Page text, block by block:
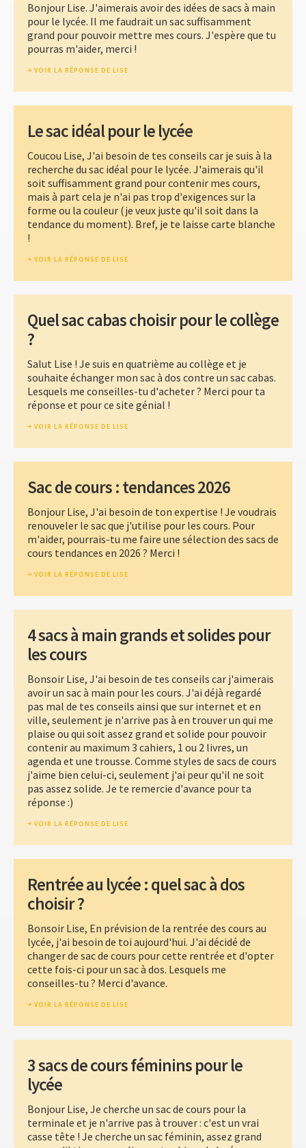
Bonjour Lise. J'aimerais avoir des idées de sacs à main
pour le lycée. Il me faudrait un sac suffisamment
grand pour pouvoir mettre mes cours. J'espère que tu
pourras m'aider, merci !
VOIR LA RÉPONSE DE LISE
Le sac idéal pour le lycée
Coucou Lise, J'ai besoin de tes conseils car je suis à la
recherche du sac idéal pour le lycée. J'aimerais qu'il
soit suffisamment grand pour contenir mes cours,
mais à part cela je n'ai pas trop d'exigences sur la
forme ou la couleur (je veux juste qu'il soit dans la
tendance du moment). Bref, je te laisse carte blanche
!
VOIR LA RÉPONSE DE LISE
Quel sac cabas choisir pour le collège
?
Salut Lise ! Je suis en quatrième au collège et je
souhaite échanger mon sac à dos contre un sac cabas.
Lesquels me conseilles-tu d'acheter ? Merci pour ta
réponse et pour ce site génial !
VOIR LA RÉPONSE DE LISE
Sac de cours : tendances 2026
Bonjour Lise, J'ai besoin de ton expertise ! Je voudrais
renouveler le sac que j'utilise pour les cours. Pour
m'aider, pourrais-tu me faire une sélection des sacs de
cours tendances en 2026 ? Merci !
VOIR LA RÉPONSE DE LISE
4 sacs à main grands et solides pour
les cours
Bonsoir Lise, J'ai besoin de tes conseils car j'aimerais
avoir un sac à main pour les cours. J'ai déjà regardé
pas mal de tes conseils ainsi que sur internet et en
ville, seulement je n'arrive pas à en trouver un qui me
plaise ou qui soit assez grand et solide pour pouvoir
contenir au maximum 3 cahiers, 1 ou 2 livres, un
agenda et une trousse. Comme styles de sacs de cours
j'aime bien celui-ci, seulement j'ai peur qu'il ne soit
pas assez solide. Je te remercie d'avance pour ta
réponse :)
VOIR LA RÉPONSE DE LISE
Rentrée au lycée : quel sac à dos
choisir ?
Bonsoir Lise, En prévision de la rentrée des cours au
lycée, j'ai besoin de toi aujourd'hui. J'ai décidé de
changer de sac de cours pour cette rentrée et d'opter
cette fois-ci pour un sac à dos. Lesquels me
conseilles-tu ? Merci d'avance.
VOIR LA RÉPONSE DE LISE
3 sacs de cours féminins pour le
lycée
Bonjour Lise, Je cherche un sac de cours pour la
terminale et je n'arrive pas à trouver : c'est un vrai
casse tête ! Je cherche un sac féminin, assez grand